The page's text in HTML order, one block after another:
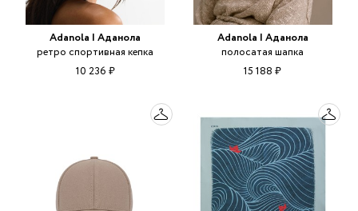
Adanola | Аданола
ретро спортивная кепка
10 236 ₽
Adanola | Аданола
полосатая шапка
15 188 ₽